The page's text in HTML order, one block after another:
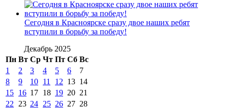
Сегодня в Красноярске сразу двое наших ребят
вступили в борьбу за победу!
Декабрь 2025
Пн Вт Ср Чт Пт Сб Вс
1
2 3 4 5 6
7
8
9 10 11 12 13 14
15 16 17 18 19 20 21
22
23 24 25 26 27 28